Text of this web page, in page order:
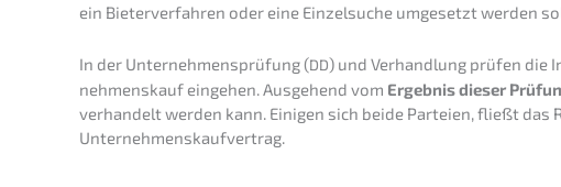
ein Bieter­ver­fah­ren oder eine Einzel­su­che umgesetzt werden
In der Unter­neh­mens­prü­fung (DD) und Verhand­lung prüfen die
nehmens­kauf einge­hen. Ausge­hend vom Ergeb­nis dieser
verhan­delt werden kann. Einigen sich beide Partei­en, fließt das
Unternehmenskaufvertrag.